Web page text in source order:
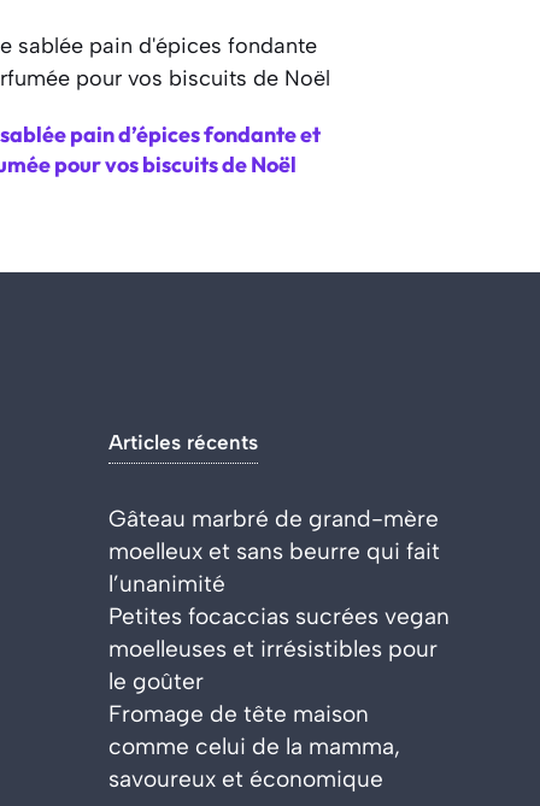
pain d’épices fondante et
pour vos biscuits de Noël
Articles récents
Gâteau marbré de grand-mère
moelleux et sans beurre qui fait
l’unanimité
Petites focaccias sucrées vegan
moelleuses et irrésistibles pour
le goûter
Fromage de tête maison
comme celui de la mamma,
savoureux et économique